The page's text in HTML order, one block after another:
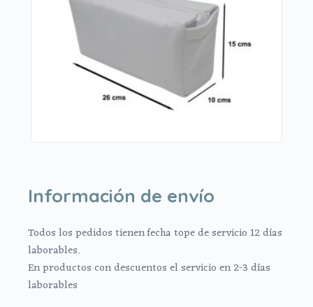
Información de envío
Todos los pedidos tienen fecha tope de servicio 12 días
laborables.
En productos con descuentos el servicio en 2-3 días
laborables